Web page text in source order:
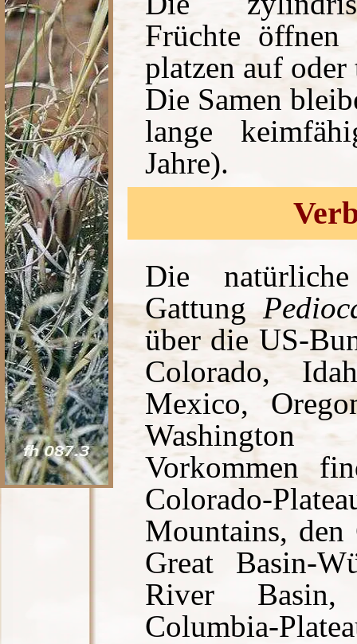
Früchte öffnen
platzen auf
Die Samen
lange
Jahre).
Die
Gattung
über die US-
Colorado,
Mexico,
Vorkommen
Colorado-
Mountains,
Great Basin-
River
Columbia-